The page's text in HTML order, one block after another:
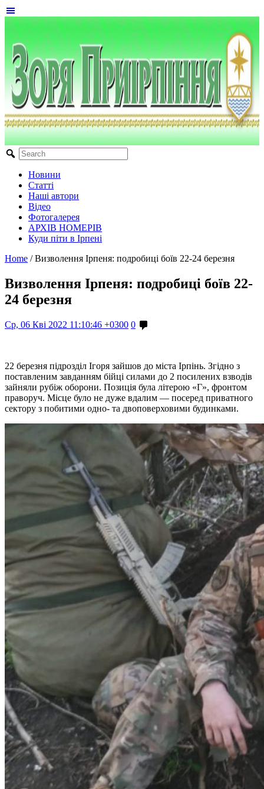
Новини
Статті
Наші автори
Відео
Фотогалерея
АРХІВ НОМЕРІВ
Куди піти в Ірпені
Home / Визволення Ірпеня: подробиці боїв 22-24 березня
Визволення Ірпеня: подробиці боїв 22-
24 березня
Ср, 06 Кві 2022 11:10:46 +0300 0
22 березня підрозділ Ігоря зайшов до міста Ірпінь. Згідно з
поставленим завданням бійці силами до 2 посилених взводів
зайняли рубіж оборони. Позиція була літерою «Г», фронтом
праворуч. Місце було не дуже вдалим — посеред приватного
сектору з побитими одно- та двоповерховими будинками.